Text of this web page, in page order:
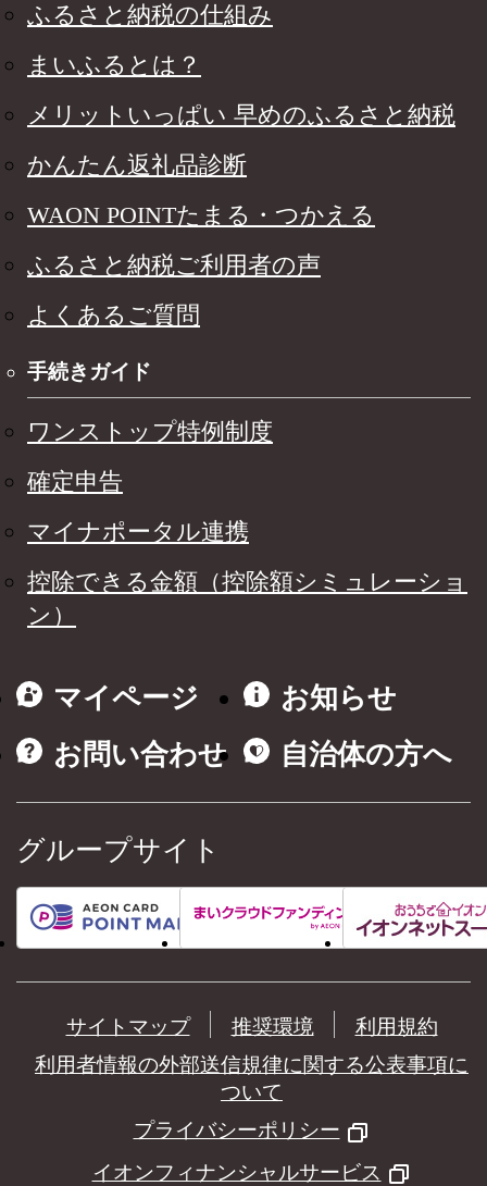
ふるさと納税の仕組み
まいふるとは？
メリットいっぱい 早めのふるさと納税
かんたん返礼品診断
WAON POINTたまる・つかえる
ふるさと納税ご利用者の声
よくあるご質問
手続きガイド
ワンストップ特例制度
確定申告
マイナポータル連携
控除できる金額（控除額シミュレーショ
ン）
マイページ
お知らせ
お問い合わせ
自治体の方へ
グループサイト
サイトマップ 推奨環境
利用規約
利用者情報の外部送信規律に関する公表事項に
ついて
プライバシーポリシー
イオンフィナンシャルサービス